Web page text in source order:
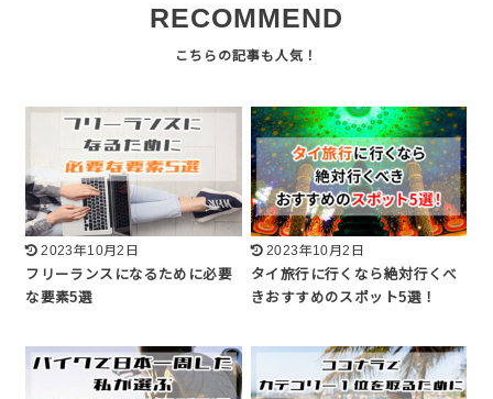
RECOMMEND
2023年10月2日
フリーランスになるために必要
な要素5選
2023年10月2日
タイ旅行に行くなら絶対行くべ
きおすすめのスポット5選！